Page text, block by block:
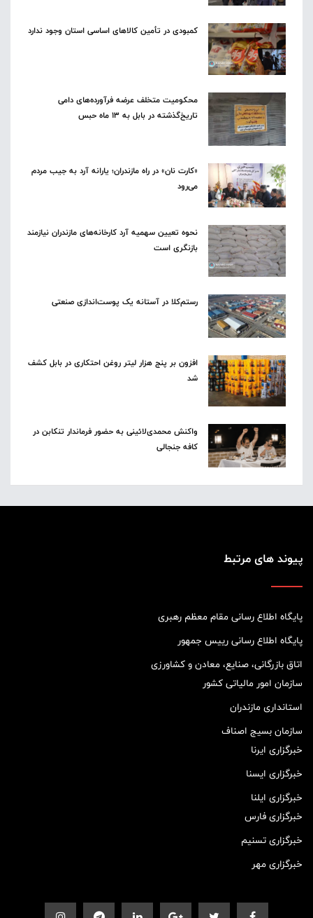
کمبودی در تأمین کالاهای اساسی استان وجود ندارد
محکومیت متخلف عرضه فرآورده‌های دامی
تاریخ‌گذشته در بابل به ۱۳ ماه حبس
«کارت نان» در راه مازندران؛ یارانه آرد به جیب مردم
می‌رود
نحوه تعیین سهمیه آرد کارخانه‌های مازندران نیازمند
بازنگری است
رستم‌کلا در آستانه یک پوست‌اندازی صنعتی
افزون بر پنج هزار لیتر روغن احتکاری در بابل کشف
شد
واکنش محمدی‌لائینی به حضور فرماندار تنکابن در
کافه جنجالی
پیوند های مرتبط
پایگاه اطلاع رسانی مقام معظم رهبری
پایگاه اطلاع رسانی رییس جمهور
اتاق بازرگانی، صنایع، معادن و کشاورزی
سازمان امور مالیاتی کشور
استانداری مازندران
سازمان بسیج اصناف
خبرگزاری ایرنا
خبرگزاری ایسنا
خبرگزاری ایلنا
خبرگزاری فارس
خبرگزاری تسنیم
خبرگزاری مهر